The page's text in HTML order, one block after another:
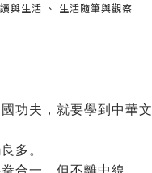
與生活 生活隨筆與觀察
功夫，就要學到中華文
多。